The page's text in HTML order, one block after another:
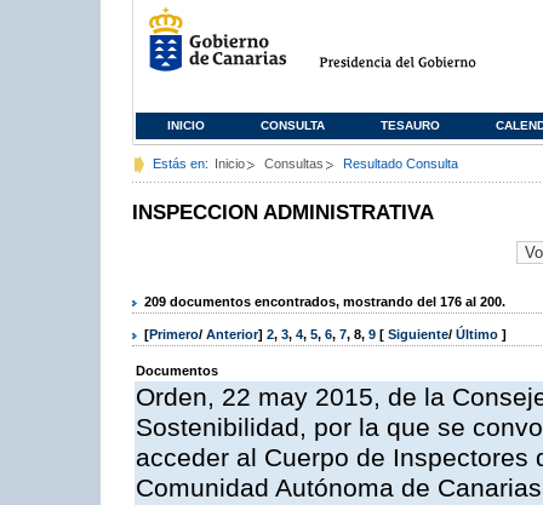
INICIO CONSULTA TESAURO
Estás en: Inicio Consultas Resultado Consulta
INSPECCION ADMINISTRATIVA
209 documentos encontrados, mostrando del 176 al 200.
[Primero/ Anterior] 2, 3, 4, 5, 6, 7, 8, 9 [ Siguiente/ Último ]
Documentos
Orden, 22 may 2015, de la
Sostenibilidad, por la que se
acceder al Cuerpo de
Comunidad Autónoma de Canarias